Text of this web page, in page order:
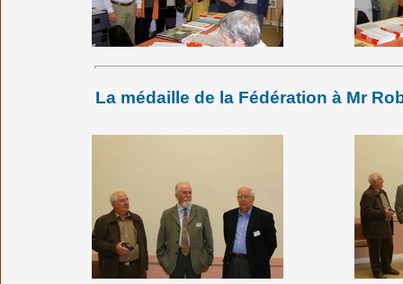
La médaille de la Fédération à Mr